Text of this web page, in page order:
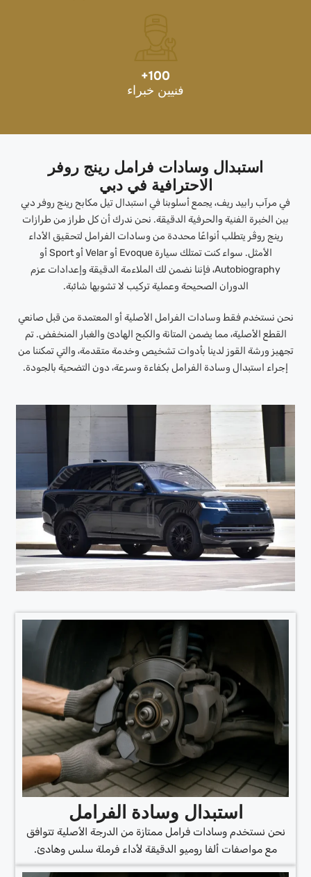
100
+
فنيين خبراء
استبدال وسادات فرامل رينج روفر
الاحترافية في دبي
في مرآب رابيد ريف، يجمع أسلوبنا في استبدال تيل مكابح رينج روفر دبي
بين الخبرة الفنية والحرفية الدقيقة. نحن ندرك أن كل طراز من طرازات
رينج روڤر يتطلب أنواعًا محددة من وسادات الفرامل لتحقيق الأداء
الأمثل. سواء كنت تمتلك سيارة Evoque أو Velar أو Sport أو
Autobiography، فإننا نضمن لك الملاءمة الدقيقة وإعدادات عزم
الدوران الصحيحة وعملية تركيب لا تشوبها شائبة.
نحن نستخدم فقط وسادات الفرامل الأصلية أو المعتمدة من قبل صانعي
القطع الأصلية، مما يضمن المتانة والكبح الهادئ والغبار المنخفض. تم
تجهيز ورشة القوز لدينا بأدوات تشخيص وخدمة متقدمة، والتي تمكننا من
إجراء استبدال وسادة الفرامل بكفاءة وسرعة، دون التضحية بالجودة.
استبدال وسادة الفرامل
نحن نستخدم وسادات فرامل ممتازة من الدرجة الأصلية تتوافق
مع مواصفات ألفا روميو الدقيقة لأداء فرملة سلس وهادئ.